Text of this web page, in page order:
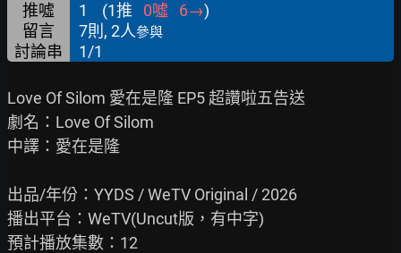
推噓 1 (1推 0噓 6→)
留言
7則, 2人參與
討論串 1/1
Love Of Silom 愛在是隆 EP5 超讚啦五告送
劇名：Love Of Silom
中譯：愛在是隆
出品/年份：YYDS / WeTV Original / 2026
播出平台：WeTV(Uncut版，有中字)
預計播放集數：12